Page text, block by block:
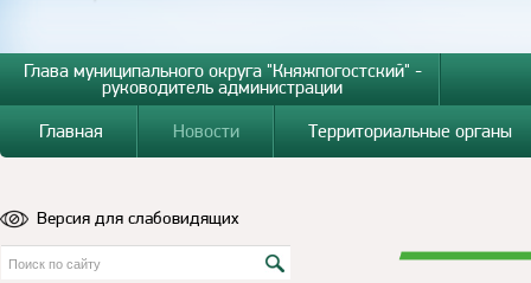
Глава муниципального округа "Княжпогостский" -
руководитель администрации
Главная
Новости Территориальные органы
Версия для слабовидящих